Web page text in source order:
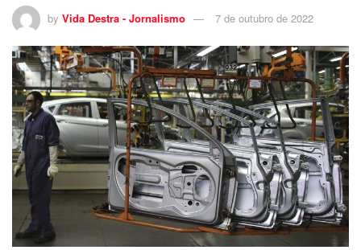
by Vida Destra - Jornalismo 7 de outubro de 2022